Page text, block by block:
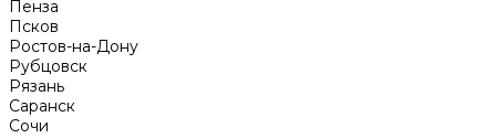
Пенза
Псков
Ростов-на-Дону
Рубцовск
Рязань
Саранск
Сочи